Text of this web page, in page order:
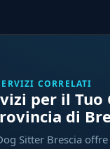
CORRELATI
per il Tuo
di
Sitter Brescia offre